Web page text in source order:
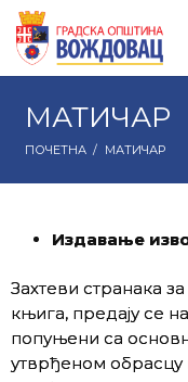
МАТИЧАР
ПОЧЕТНА / МАТИЧАР
Издавање
Захтеви странака
књига, предају се
попуњени са
утврђеном обрасцу